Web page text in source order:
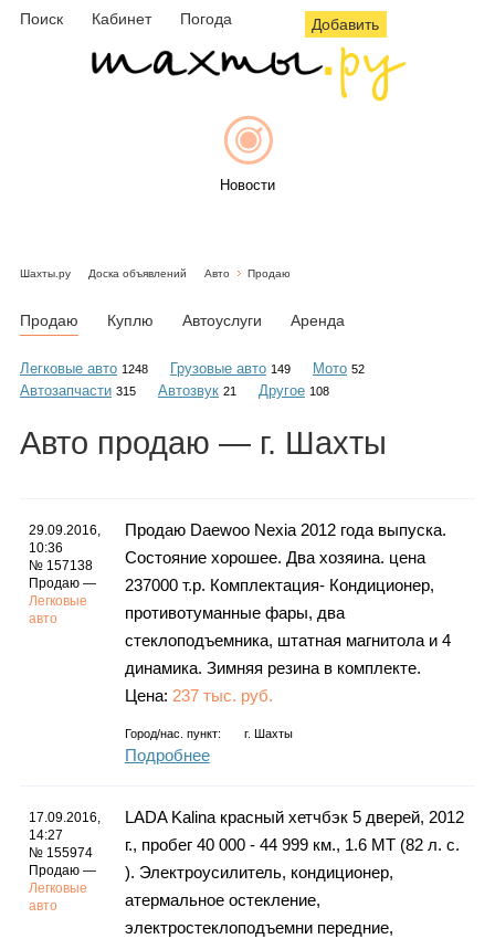
Поиск Кабинет Погода Добавить
Новости
Объявления
Инфо
Карты
Фотогалерея
Шахты.ру Доска объявлений Авто Продаю
Продаю Куплю Автоуслуги Аренда
Легковые авто 1248 Грузовые авто 149 Мото 52
Автозапчасти 315 Автозвук 21 Другое 108
Авто продаю — г. Шахты
29.09.2016,
10:36
№ 157138
Продаю —
Легковые
авто
Продаю Daewoo Nexia 2012 года выпуска.
Состояние хорошее. Два хозяина. цена
237000 т.р. Комплектация- Кондиционер,
противотуманные фары, два
стеклоподъемника, штатная магнитола и 4
динамика. Зимняя резина в комплекте.
Цена: 237 тыс. руб.
Город/нас. пункт: г. Шахты
Подробнее
17.09.2016,
14:27
№ 155974
Продаю —
Легковые
авто
LADA Kalina красный хетчбэк 5 дверей, 2012
г., пробег 40 000 - 44 999 км., 1.6 MT (82 л. с.
). Электроусилитель, кондиционер,
атермальное остекление,
электростеклоподъемни передние,